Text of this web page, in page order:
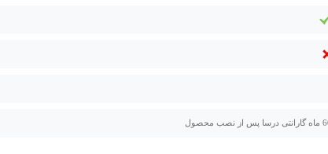
پس از نصب محصول